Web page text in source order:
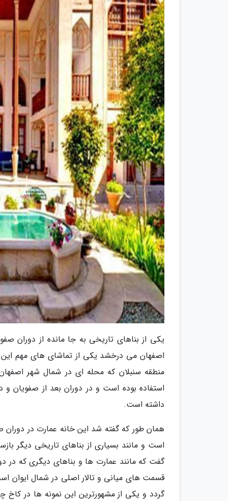
یکی از بناهای تاریخی به جا مانده از
اصفهان می درخشد یکی از تماشای های مهم
منطقه سنبلان که محله ای در شمال شهر
استفاده بوده است و در دوران بعد از صفویان و
داشته است.
همان طور که گفته شد این خانه عمارت در
است و مانند بسیاری از بناهای تاریخی دیگر
گفت که مانند عمارت ها و بناهای دیگری که
قسمت های میانی و تالار اصلی در شمال ایوان
گردد و یکی از مشهورترین این نمونه ها در